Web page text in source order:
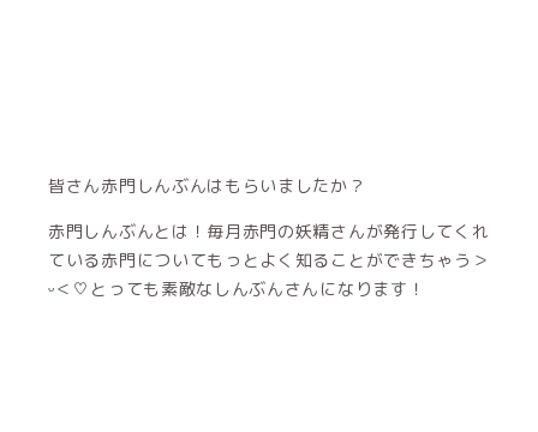
皆さん赤門しんぶんはもらいましたか？
赤門しんぶんとは！毎月赤門の妖精さんが発行してくれ
ている赤門についてもっとよく知ることができちゃう＞
ᵕ＜♡とっても素敵なしんぶんさんになります！